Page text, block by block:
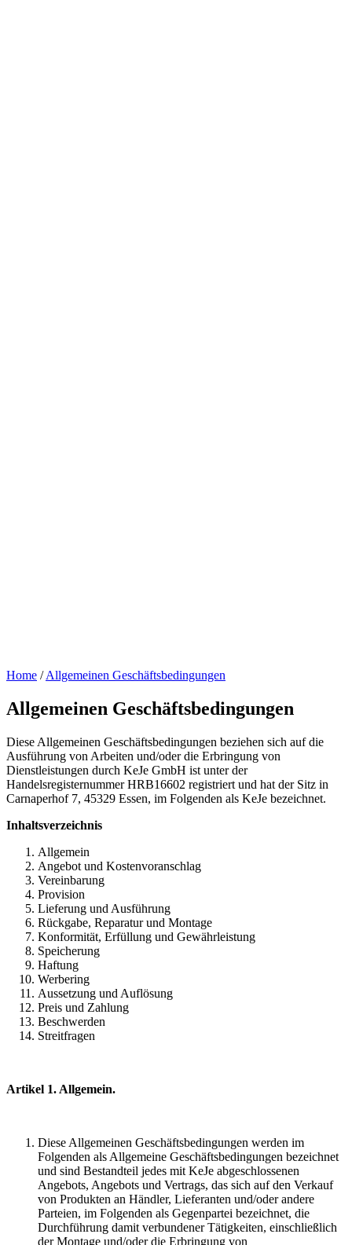
Home / Allgemeinen Geschäftsbedingungen
Allgemeinen Geschäftsbedingungen
Diese Allgemeinen Geschäftsbedingungen beziehen sich auf die
Ausführung von Arbeiten und/oder die Erbringung von
Dienstleistungen durch KeJe GmbH ist unter der
Handelsregisternummer HRB16602 registriert und hat der Sitz in
Carnaperhof 7, 45329 Essen, im Folgenden als KeJe bezeichnet.
Inhaltsverzeichnis
Allgemein
Angebot und Kostenvoranschlag
Vereinbarung
Provision
Lieferung und Ausführung
Rückgabe, Reparatur und Montage
Konformität, Erfüllung und Gewährleistung
Speicherung
Haftung
Werbering
Aussetzung und Auflösung
Preis und Zahlung
Beschwerden
Streitfragen
Artikel 1. Allgemein.
Diese Allgemeinen Geschäftsbedingungen werden im
Folgenden als Allgemeine Geschäftsbedingungen bezeichnet
und sind Bestandteil jedes mit KeJe abgeschlossenen
Angebots, Angebots und Vertrags, das sich auf den Verkauf
von Produkten an Händler, Lieferanten und/oder andere
Parteien, im Folgenden als Gegenpartei bezeichnet, die
Durchführung damit verbundener Tätigkeiten, einschließlich
der Montage und/oder die Erbringung von